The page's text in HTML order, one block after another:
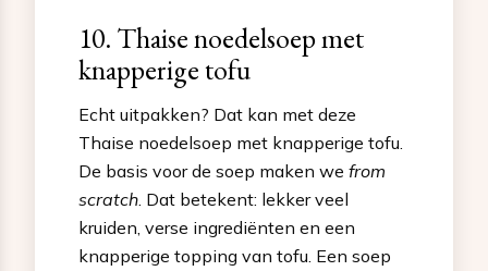
10. Thaise noedelsoep met
knapperige tofu
Echt uitpakken? Dat kan met deze
Thaise noedelsoep met knapperige tofu.
De basis voor de soep maken we from
scratch . Dat betekent: lekker veel
kruiden, verse ingrediënten en een
knapperige topping van tofu. Een soep